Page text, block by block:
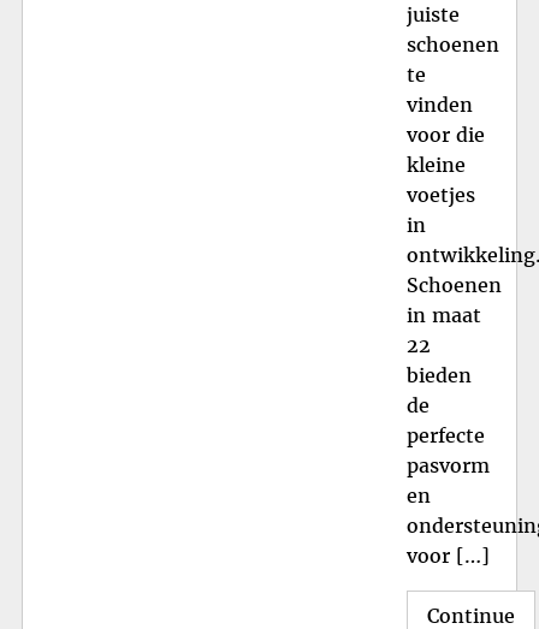
juiste
schoenen
te
vinden
voor die
kleine
voetjes
in
Schoenen
in maat
22
bieden
de
perfecte
pasvorm
en
voor […]
Continue